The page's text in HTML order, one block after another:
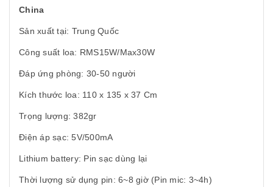
China
Sản xuất tại: Trung Quốc
Công suất loa: RMS15W/Max30W
Đáp ứng phòng: 30-50 người
Kích thước loa: 110 x 135 x 37 Cm
Trọng lượng: 382gr
Điện áp sạc: 5V/500mA
Lithium battery: Pin sạc dùng lại
Thời lượng sử dụng pin: 6~8 giờ (Pin mic: 3~4h)